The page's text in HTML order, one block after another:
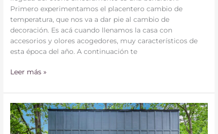
Primero experimentamos el placentero cambio de
temperatura, que nos va a dar pie al cambio de
decoración. Es acá cuando llenamos la casa con
accesorios y olores acogedores, muy característicos de
esta época del año. A continuación te
Leer más »
Se
Vende
–